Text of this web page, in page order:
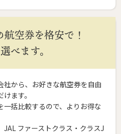
空券を格安で！
べます。
社から、お好きな航空券を自由
ます。
括比較するので、よりお得な
JAL ファーストクラス・クラスJ